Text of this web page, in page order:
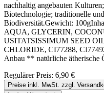
nachhaltig angebauten
Biotechnologie; traditionelle
Biodiversität.Gewicht:
AQUA, GLYCERIN,
USITATSISSIMUM SEED
CHLORIDE, CI77288,
Anbau ** natürliche ätherische
Regulärer Preis: 6,90 €
Preise inkl. MwSt. zzgl.